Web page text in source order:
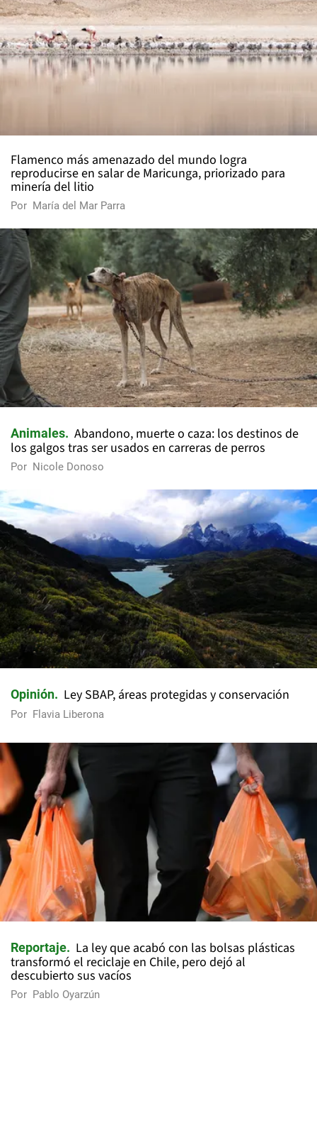
Flamenco más amenazado del mundo logra
reproducirse en salar de Maricunga, priorizado para
minería del litio
Por María del Mar Parra
Animales
Abandono, muerte o caza: los destinos de
los galgos tras ser usados en carreras de perros
Por Nicole Donoso
Opinión Ley SBAP, áreas protegidas y conservación
Por Flavia Liberona
Reportaje
La ley que acabó con las bolsas plásticas
transformó el reciclaje en Chile, pero dejó al
descubierto sus vacíos
Por Pablo Oyarzún